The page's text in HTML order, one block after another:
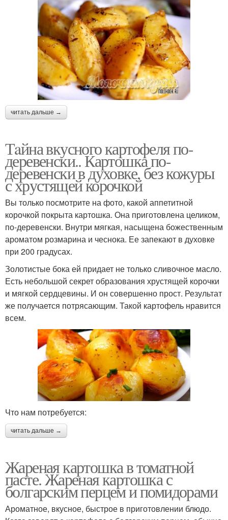
читать дальше →
Тaйна вкусного картофеля по-
деревенски.. Картошка по-
деревенски в духовке, без кожуры
с хрустящей корочкой
Вы только посмотрите на фото, какой аппетитной
корочкой покрыта картошка. Она приготовлена целиком,
по-деревенски. Внутри мягкая, насыщена божественным
ароматом розмарина и чеснока. Ее запекают в духовке
при 200 градусах.
Золотистые бока ей придает не только сливочное масло.
Есть небольшой секрет образования хрустящей корочки
и мягкой сердцевины. И он совершенно прост. Результат
же получается потрясающим. Такой картофель нравится
всем.
Что нам потребуется:
читать дальше →
Жареная картошка в томатной
пасте. Жареная картошка с
болгарским перцем и помидорами
Ароматное, вкусное, быстрое в приготовлении блюдо.